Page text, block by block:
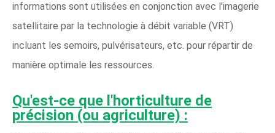
informations sont utilisées en conjonction avec l'imagerie
satellitaire par la technologie à débit variable (VRT)
incluant les semoirs, pulvérisateurs, etc. pour répartir de
manière optimale les ressources.
Qu'est-ce que l'horticulture de
précision (ou agriculture) :